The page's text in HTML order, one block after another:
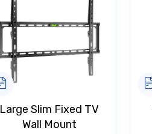
Large Slim Fixed TV
Wall Mount